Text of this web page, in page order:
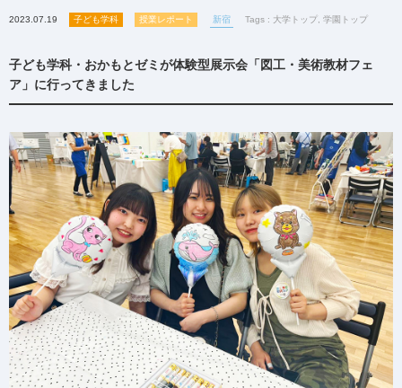
2023.07.19 子ども学科 授業レポート 新宿 Tags : 大学トップ 学園トップ
子ども学科・おかもとゼミが体験型展示会「図工・美術教材フェ
ア」に行ってきました